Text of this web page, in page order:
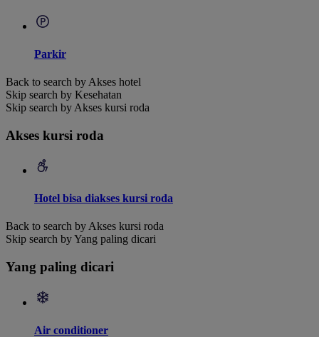
Parkir
Back to search by Akses hotel
Skip search by Kesehatan
Skip search by Akses kursi roda
Akses kursi roda
Hotel bisa diakses kursi roda
Back to search by Akses kursi roda
Skip search by Yang paling dicari
Yang paling dicari
Air conditioner